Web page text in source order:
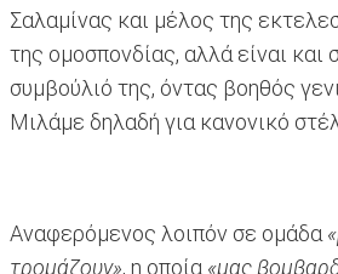
Σαλαμίνας και μέλος της
της ομοσπονδίας, αλλά είναι και
συμβούλιό της, όντας βοηθός
Μιλάμε δηλαδή για κανονικό
Αναφερόμενος λοιπόν σε ομάδα
τρομάζουν», η οποία«μας